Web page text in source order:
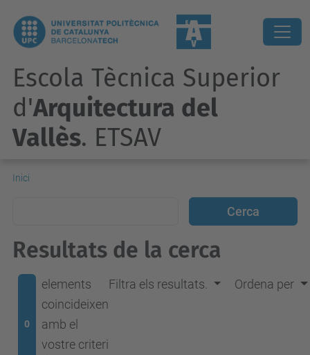
Escola Tècnica Superior
d'Arquitectura del
Vallès. ETSAV
Inici
Resultats de la cerca
0
elements
coincideixen
amb el
vostre criteri
Filtra els resultats. Ordena per